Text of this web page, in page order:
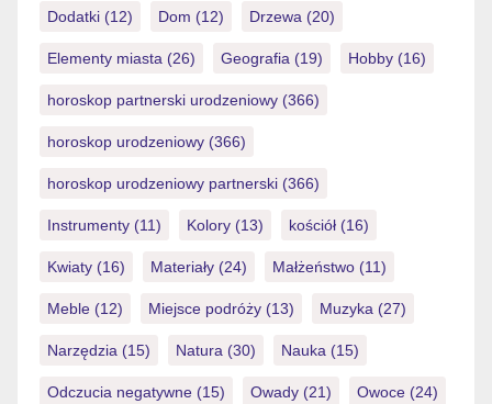
Dodatki (12) Dom (12) Drzewa (20)
Elementy miasta (26) Geografia (19) Hobby (16)
horoskop partnerski urodzeniowy (366)
horoskop urodzeniowy (366)
horoskop urodzeniowy partnerski (366)
Instrumenty (11) Kolory (13) kościół (16)
Kwiaty (16) Materiały (24) Małżeństwo (11)
Meble (12) Miejsce podróży (13) Muzyka (27)
Narzędzia (15) Natura (30) Nauka (15)
Odczucia negatywne (15) Owady (21) Owoce (24)